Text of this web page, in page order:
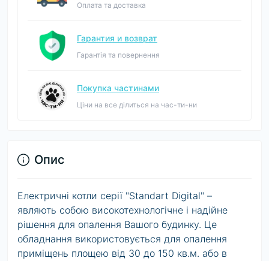
Оплата та доставка
Гарантия и возврат
Гарантія та повернення
Покупка частинами
Ціни на все ділиться на час-ти-ни
Опис
Електричні котли серії "Standart Digital" –
являють собою високотехнологічне і надійне
рішення для опалення Вашого будинку. Це
обладнання використовується для опалення
приміщень площею від 30 до 150 кв.м. або в